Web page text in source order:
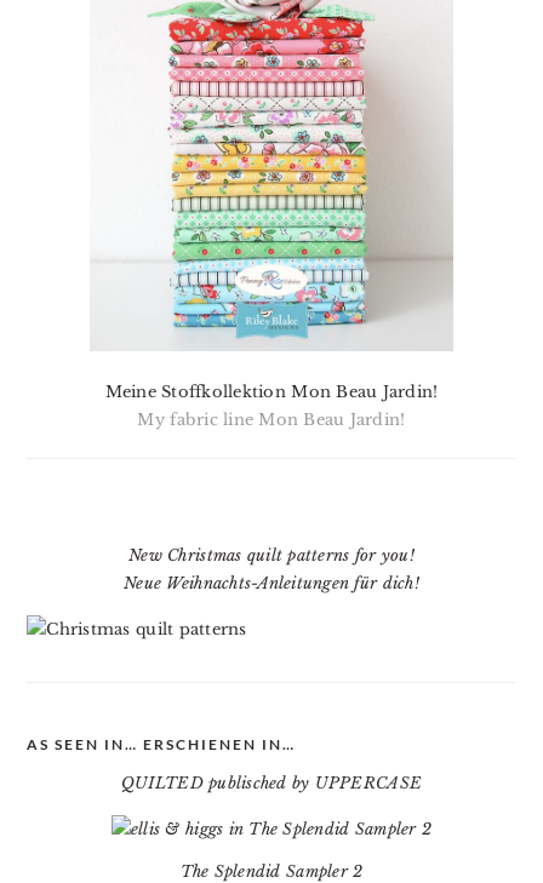
Meine Stoffkollektion Mon Beau Jardin!
My fabric line Mon Beau Jardin!
New Christmas quilt patterns for you!
Neue Weihnachts-Anleitungen für dich!
AS SEEN IN… ERSCHIENEN IN…
QUILTED publisched by UPPERCASE
The Splendid Sampler 2